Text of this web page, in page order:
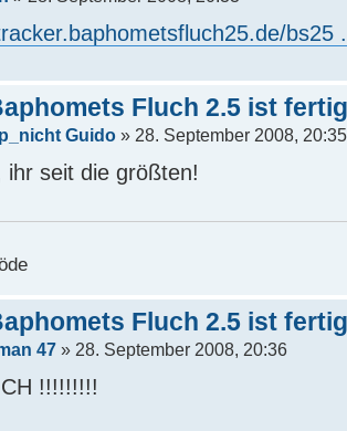
bs25
Fluch 2.5 ist fertig
Guido » 28. September 2008, 20:35
ihr seit die größten!
Fluch 2.5 ist fertig
47 » 28. September 2008, 20:36
!!!!!!!!!